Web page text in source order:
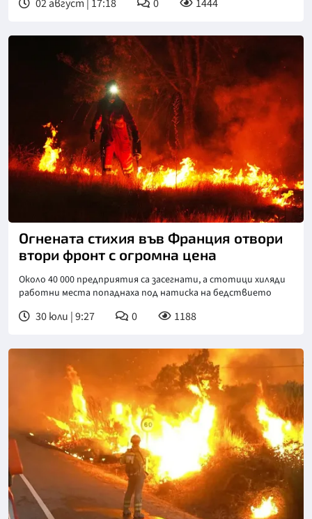
02 август | 17:18 0 1444
Снимка: Асошиейтед прес
Огнената стихия във Франция отвори
втори фронт с огромна цена
Около 40 000 предприятия са засегнати, а стотици хиляди
работни места попаднаха под натиска на бедствието
30 юли | 9:27 0 1188